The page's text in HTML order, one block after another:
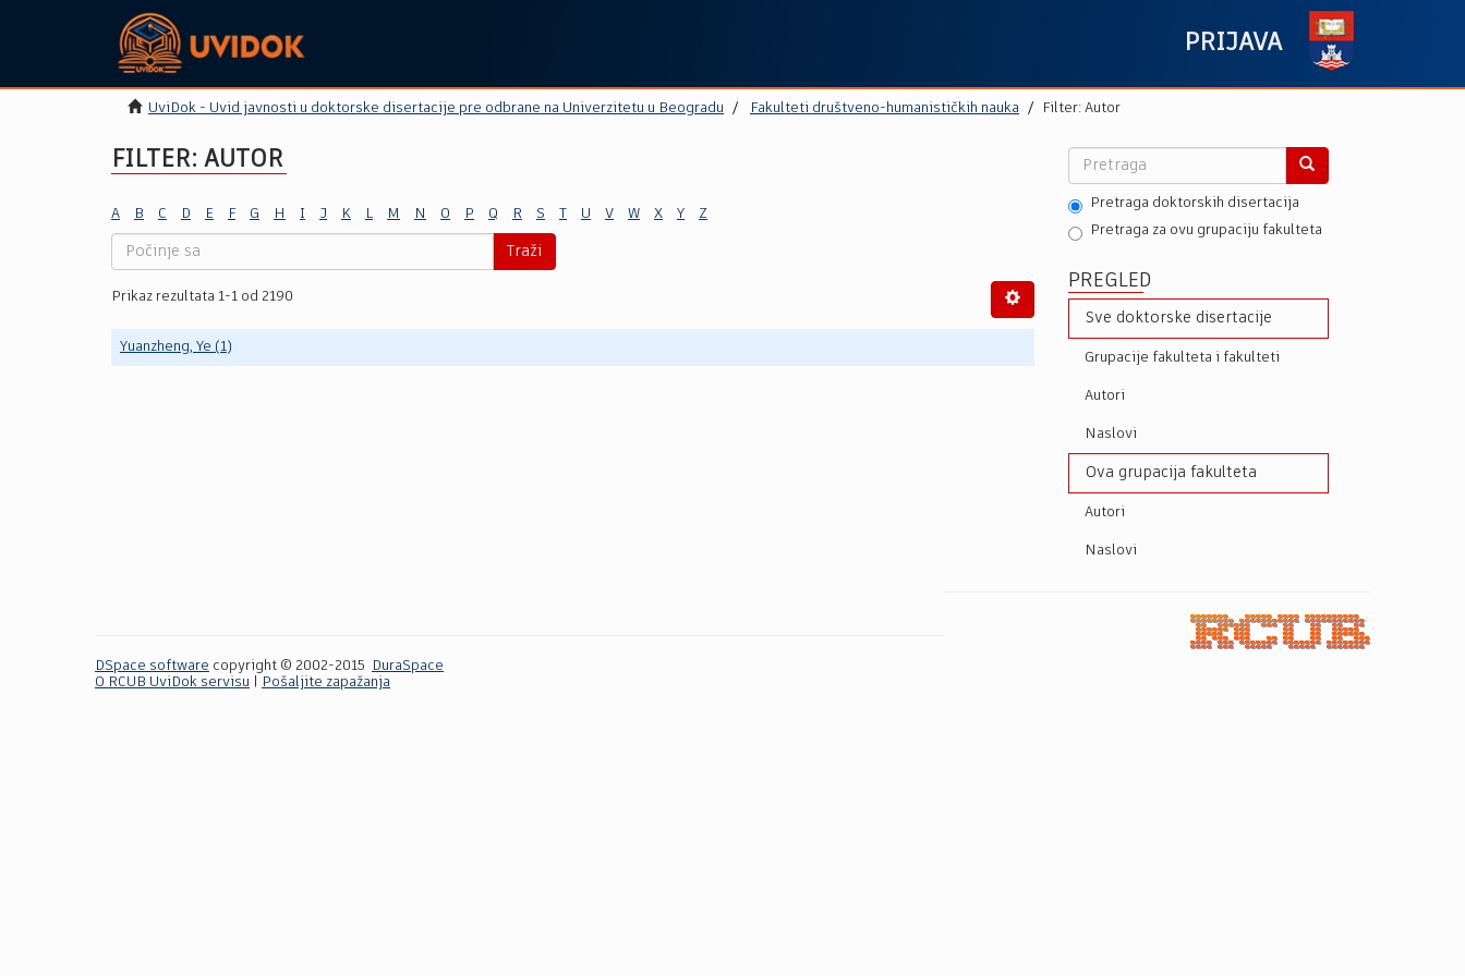
PRIJAVA
UviDok - Uvid javnosti u doktorske disertacije pre odbrane na Univerzitetu u Beogradu Fakulteti društveno-humanističkih nauka Filter: Autor
FILTER: AUTOR
A B C D E F G H I J K L M N O P Q R S T U V W X Y Z
Traži
Prikaz rezultata 1-1 od 2190
Yuanzheng, Ye (1)
Pretraga doktorskih disertacija
Pretraga za ovu grupaciju fakulteta
PREGLED
Sve doktorske disertacije
Grupacije fakulteta i fakulteti
Autori
Naslovi
Ova grupacija fakulteta
Autori
Naslovi
DSpace software copyright © 2002-2015
DuraSpace
O RCUB UviDok servisu
Pošaljite zapažanja